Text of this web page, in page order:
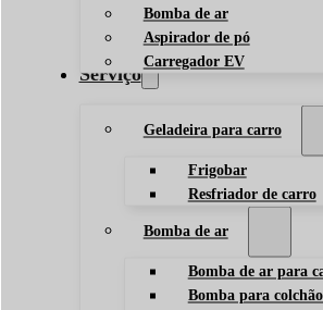
Bomba de ar
Aspirador de pó
Carregador EV
Serviço
Geladeira para carro
Frigobar
Resfriador de carro
Bomba de ar
Bomba de ar para
Bomba para